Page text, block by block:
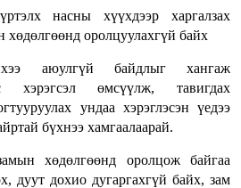
насны хүүхдээр харгалзах
хөдөлгөөнд оролцуулахгүй байх
аюулгүй байдлыг хангаж
хэрэгсэл өмсүүлж, тавигдах
ундаа хэрэглэсэн үедээ
бүхнээ хамгаалаарай.
хөдөлгөөнд оролцож байгаа
дуут дохио дугаргахгүй байх, зам